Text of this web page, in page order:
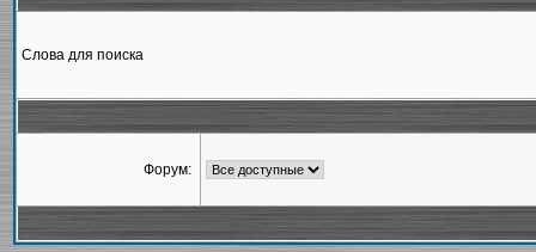
Слова для поиска
Форум: